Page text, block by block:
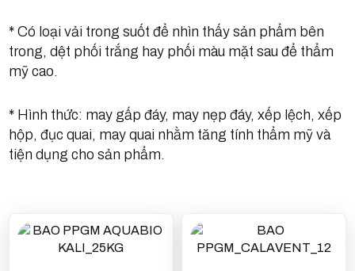
* Có loại vải trong suốt để nhìn thấy sản phẩm bên
trong, dệt phối trắng hay phối màu mặt sau để thẩm
mỹ cao.
* Hình thức: may gấp đáy, may nẹp đáy, xếp lệch, xếp
hộp, đục quai, may quai nhằm tăng tính thẩm mỹ và
tiện dụng cho sản phẩm.